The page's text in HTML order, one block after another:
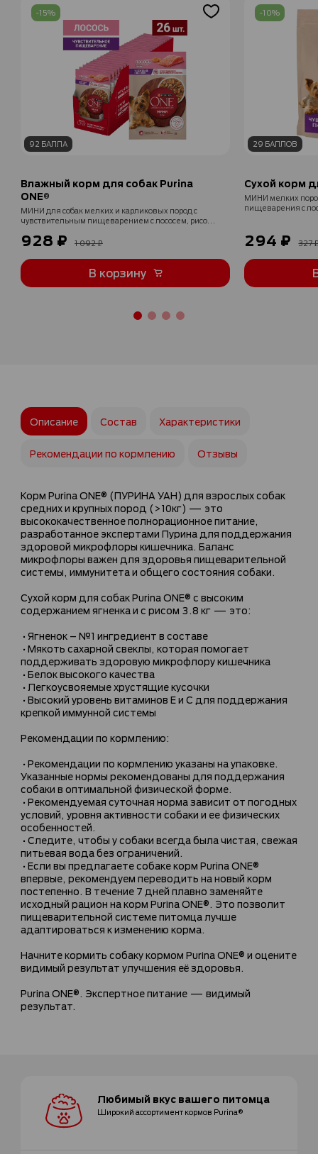
-15%
92 БАЛЛА
Влажный корм для собак Purina
ONE®
МИНИ для собак мелких и карликовых пород с
чувствительным пищеварением с лососем, рисом
928 ₽ 1 092 ₽
В корзину
-10%
29 БАЛЛОВ
Сухой корм
МИНИ мелких пород для чувствительного
пищеварения с
294 ₽ 327
Описание
Корм Purina ONE® (ПУРИНА УАН) для взрослых собак
средних и крупных пород (>10кг) — это
высококачественное полнорационное питание,
разработанное экспертами Пурина для поддержания
здоровой микрофлоры кишечника. Баланс
микрофлоры важен для здоровья пищеварительной
системы, иммунитета и общего состояния собаки.
Сухой корм для собак Purina ONE® с высоким
содержанием ягненка и с рисом 3.8 кг — это:
•Ягненок – №1 ингредиент в составе
•Мякоть сахарной свеклы, которая помогает
поддерживать здоровую микрофлору кишечника
•Белок высокого качества
•Легкоусвояемые хрустящие кусочки
•Высокий уровень витаминов E и С для поддержания
крепкой иммунной системы
Рекомендации по кормлению:
•Рекомендации по кормлению указаны на упаковке.
Указанные нормы рекомендованы для поддержания
собаки в оптимальной физической форме.
•Рекомендуемая суточная норма зависит от погодных
условий, уровня активности собаки и ее физических
особенностей.
•Следите, чтобы у собаки всегда была чистая, свежая
питьевая вода без ограничений.
•Если вы предлагаете собаке корм Purina ONE®
впервые, рекомендуем переводить на новый корм
постепенно. В течение 7 дней плавно заменяйте
исходный рацион на корм Purina ONE®. Это позволит
пищеварительной системе питомца лучше
адаптироваться к изменению корма.
Начните кормить собаку кормом Purina ONE® и оцените
видимый результат улучшения её здоровья.
Purina ONE®. Экспертное питание — видимый
результат.
Состав Характеристики
Рекомендации по кормлению Отзывы
Любимый вкусвашего питомца
Широкий ассортимент кормов Purina®